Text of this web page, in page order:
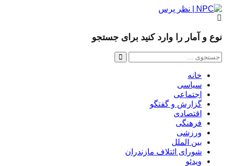
نوع و آمار را وارد کنید برای جستجو
خانه
سیاسی
اجتماعی
گزارش و گفتگو
اقتصادی
فرهنگی
ورزشی
بین الملل
شورای ائتلاف مازندران
ویدئو